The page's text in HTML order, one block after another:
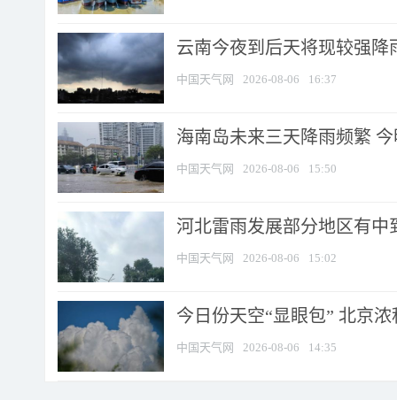
云南今夜到后天将现较强降
中国天气网 2026-08-06 16:37
海南岛未来三天降雨频繁
中国天气网 2026-08-06 15:50
河北雷雨发展部分地区有中
中国天气网 2026-08-06 15:02
今日份天空“显眼包” 北京
中国天气网 2026-08-06 14:35